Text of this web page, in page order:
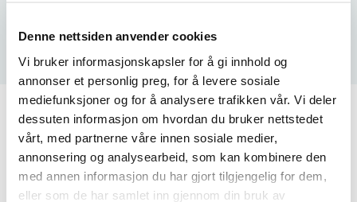
Denne nettsiden anvender cookies
Vi bruker informasjonskapsler for å gi innhold og
annonser et personlig preg, for å levere sosiale
mediefunksjoner og for å analysere trafikken vår. Vi deler
dessuten informasjon om hvordan du bruker nettstedet
vårt, med partnerne våre innen sosiale medier,
annonsering og analysearbeid, som kan kombinere den
med annen informasjon du har gjort tilgjengelig for dem,
eller som de har samlet inn gjennom din bruk av
Produktdokument
Brochure-Elmasonic-Accessories.pdf